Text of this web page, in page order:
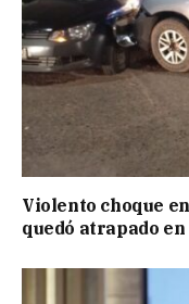
Violento choque
quedó atrapado